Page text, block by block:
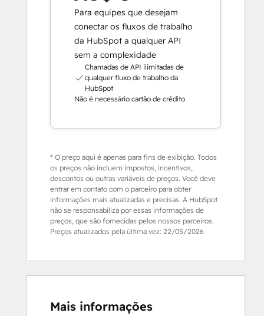
Para equipes que desejam
conectar os fluxos de trabalho
da HubSpot a qualquer API
sem a complexidade
Chamadas de API ilimitadas de
qualquer fluxo de trabalho da
HubSpot
Não é necessário cartão de crédito
* O preço aqui é apenas para fins de exibição. Todos
os preços não incluem impostos, incentivos,
descontos ou outras variáveis de preços. Você deve
entrar em contato com o parceiro para obter
informações mais atualizadas e precisas. A HubSpot
não se responsabiliza por essas informações de
preços, que são fornecidas pelos nossos parceiros.
Preços atualizados pela última vez: 22/05/2026
Mais informações